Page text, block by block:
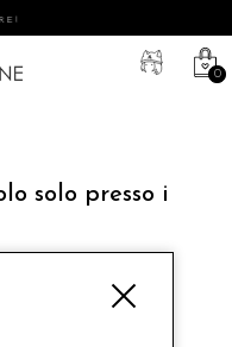
0
solo presso i